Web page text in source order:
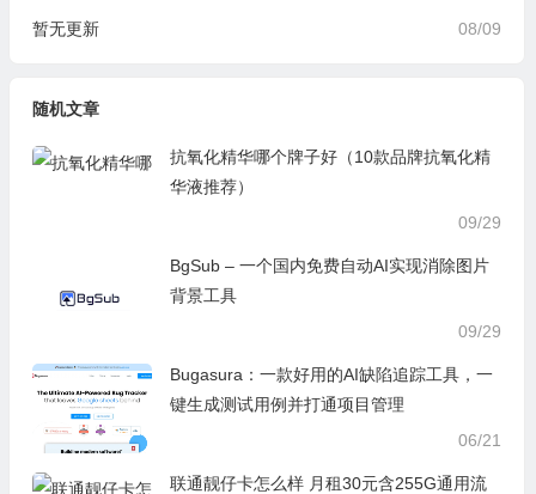
08/09
暂无更新
随机文章
抗氧化精华哪个牌子好（10款品牌抗氧化精
华液推荐）
09/29
BgSub – 一个国内免费自动AI实现消除图片
背景工具
09/29
Bugasura：一款好用的AI缺陷追踪工具，一
键生成测试用例并打通项目管理
06/21
联通靓仔卡怎么样 月租30元含255G通用流